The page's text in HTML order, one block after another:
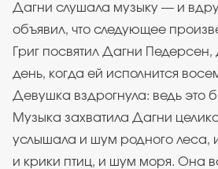
Дагни слушала музыку — и
объявил, что следующее
Григ посвятил Дагни
день, когда ей исполнится
Девушка вздрогнула: ведь это
Музыка захватила Дагни
услышала и шум родного леса,
и крики птиц, и шум моря. Она